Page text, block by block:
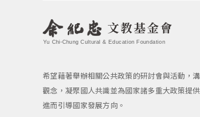
文教基金會
Yu Chi-Chung Cultural & Education Foundation
希望藉著舉辦相關公共政策的研討會與活動，
觀念，凝聚國人共識並為國家諸多重大政策提供
進而引導國家發展方向。